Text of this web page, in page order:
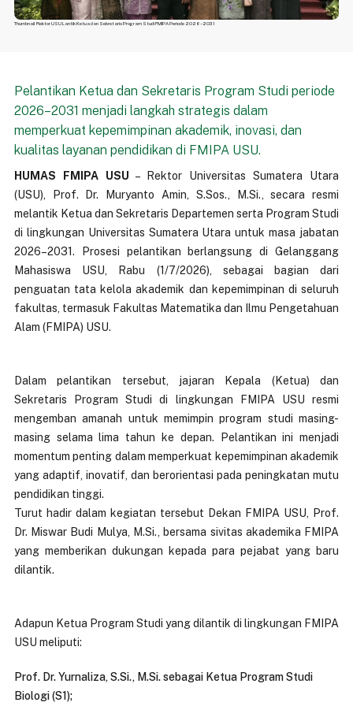
Thumbnail Rektor USU Lantik Ketua dan Sekretaris Program Studi FMIPA Periode 2026–2031
Pelantikan Ketua dan Sekretaris Program Studi periode
2026–2031 menjadi langkah strategis dalam
memperkuat kepemimpinan akademik, inovasi, dan
kualitas layanan pendidikan di FMIPA USU.
HUMAS FMIPA USU – Rektor Universitas Sumatera Utara
(USU), Prof. Dr. Muryanto Amin, S.Sos., M.Si., secara resmi
melantik Ketua dan Sekretaris Departemen serta Program Studi
di lingkungan Universitas Sumatera Utara untuk masa jabatan
2026–2031. Prosesi pelantikan berlangsung di Gelanggang
Mahasiswa USU, Rabu (1/7/2026), sebagai bagian dari
penguatan tata kelola akademik dan kepemimpinan di seluruh
fakultas, termasuk Fakultas Matematika dan Ilmu Pengetahuan
Alam (FMIPA) USU.
Dalam pelantikan tersebut, jajaran Kepala (Ketua) dan
Sekretaris Program Studi di lingkungan FMIPA USU resmi
mengemban amanah untuk memimpin program studi masing-
masing selama lima tahun ke depan. Pelantikan ini menjadi
momentum penting dalam memperkuat kepemimpinan akademik
yang adaptif, inovatif, dan berorientasi pada peningkatan mutu
pendidikan tinggi.
Turut hadir dalam kegiatan tersebut Dekan FMIPA USU, Prof.
Dr. Miswar Budi Mulya, M.Si., bersama sivitas akademika FMIPA
yang memberikan dukungan kepada para pejabat yang baru
dilantik.
Adapun Ketua Program Studi yang dilantik di lingkungan FMIPA
USU meliputi:
Prof. Dr. Yurnaliza, S.Si., M.Si. sebagai Ketua Program Studi
Biologi (S1);